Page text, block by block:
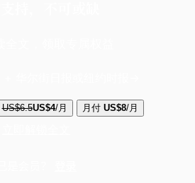
US$6.5US$4/月 月付 US$8/月